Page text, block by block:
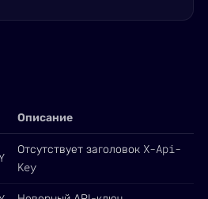
Описание
Отсутствует заголовок X-Api-
Key